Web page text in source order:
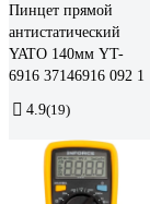
Пинцет прямой
антистатический
YATO 140мм YT-
6916 37146916 092 1
4.9(19)